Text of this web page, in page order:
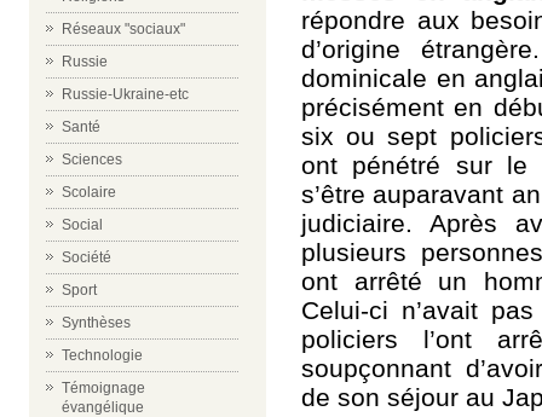
Réseaux "sociaux"
Russie
Russie-Ukraine-etc
Santé
Sciences
Scolaire
Social
Société
Sport
Synthèses
Technologie
Témoignage
évangélique
répondre aux
d’origine
dominicale en
précisément en
six ou sept
ont pénétré sur le
s’être auparavant
judiciaire. Après
plusieurs
ont arrêté un
Celui-ci n’avait
policiers l’ont
soupçonnant
de son séjour au